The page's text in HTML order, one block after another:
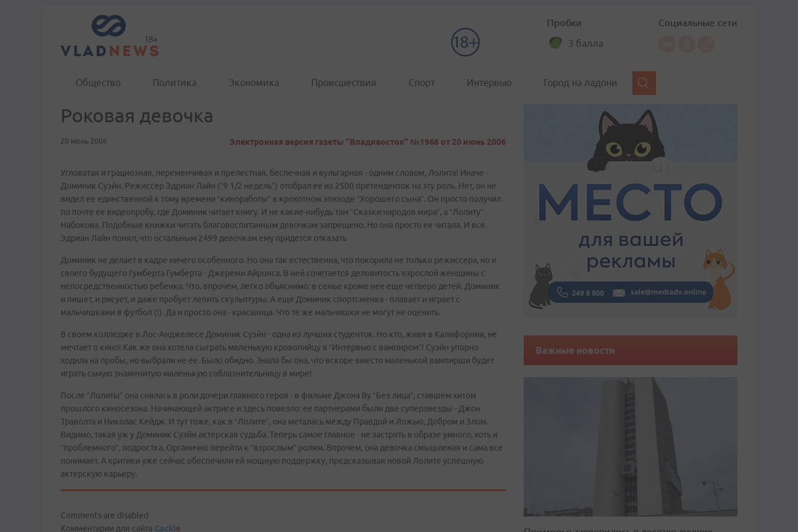
Пробки
3 балла
Социальные сети
Общество Политика Экономика Происшествия Спорт Интервью Город на ладони
Роковая девочка
20 июнь 2006 Электронная версия газеты "Владивосток" №1966 от 20 июнь 2006
Угловатая и грациозная, переменчивая и прелестная, беспечная и вульгарная - одним словом, Лолита! Иначе -
Доминик Суэйн. Режиссер Эдриан Лайн (“9 1/2 недель”) отобрал ее из 2500 претенденток на эту роль. Нет, он не
видел ее единственной к тому времени “киноработы” в крохотном эпизоде “Хорошего сына”. Он просто получил
по почте ее видеопробу, где Доминик читает книгу. И не какие-нибудь там “Сказки народов мира”, а “Лолиту”
Набокова. Подобные книжки читать благовоспитанным девочкам запрещено. Но она просто ее читала. И все.
Эдриан Лайн понял, что остальным 2499 девочкам ему придется отказать
Доминик не делает в кадре ничего особенного. Но она так естественна, что покорила не только режиссера, но и
своего будущего Гумберта Гумберта - Джереми Айронса. В ней сочетается деловитость взрослой женщины с
непосредственностью ребенка. Что, впрочем, легко объяснимо: в семье кроме нее еще четверо детей. Доминик
и пишет, и рисует, и даже пробует лепить скульптуры. А еще Доминик спортсменка - плавает и играет с
мальчишками в футбол (!). Да и просто она - красавица. Что те же мальчишки не могут не оценить.
В своем колледже в Лос-Анджелесе Доминик Суэйн - одна из лучших студенток. Но кто, живя в Калифорнии, не
мечтает о кино! Как же она хотела сыграть маленькую кровопийцу в “Интервью с вампиром”! Суэйн упорно
ходила на пробы, но выбрали не ее. Было обидно. Знала бы она, что вскоре вместо маленькой вампирши будет
играть самую знаменитую маленькую соблазнительницу в мире!
После “Лолиты” она снялась в роли дочери главного героя - в фильме Джона Ву “Без лица”, ставшем хитом
прошлого киносезона. Начинающей актрисе и здесь повезло: ее партнерами были две суперзвезды - Джон
Траволта и Николас Кейдж. И тут тоже, как в “Лолите”, она металась между Правдой и Ложью, Добром и Злом.
Видимо, такая уж у Доминик Суэйн актерская судьба. Теперь самое главное - не застрять в образе умного, хоть и
“проблемного”, подростка. Органично перейти к “взрослым” ролям. Впрочем, она девочка смышленая и сама все
понимает. А критики уже сейчас обеспечили ей мощную поддержку, предсказывая новой Лолите успешную
актерскую карьеру.
Comments are disabled
Комментарии для сайта Cackle
Важные новости